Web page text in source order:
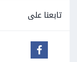
تابعنا على